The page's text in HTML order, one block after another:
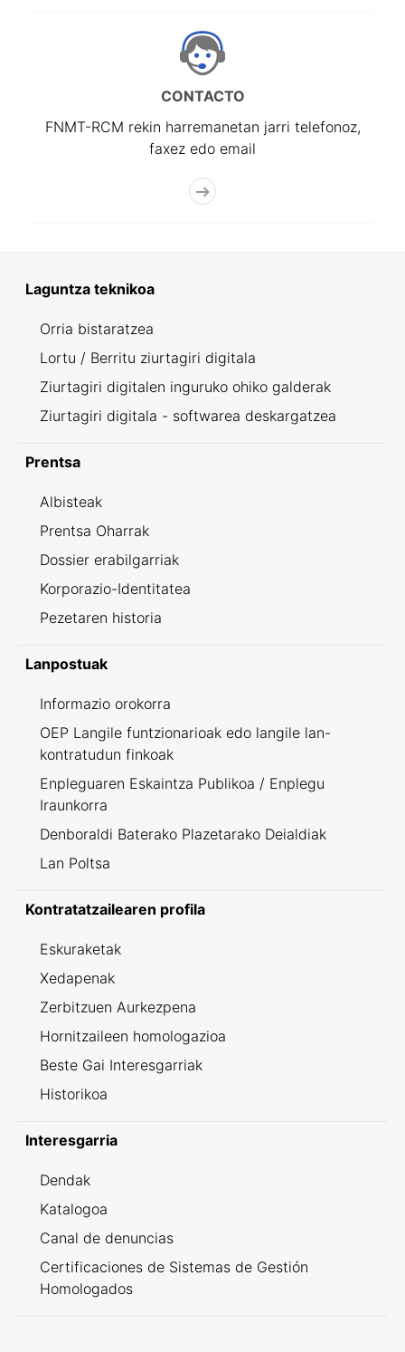
CONTACTO
FNMT-RCM rekin harremanetan jarri telefonoz,
faxez edo email
Laguntza teknikoa
Orria bistaratzea
Lortu / Berritu ziurtagiri digitala
Ziurtagiri digitalen inguruko ohiko galderak
Ziurtagiri digitala - softwarea deskargatzea
Prentsa
Albisteak
Prentsa Oharrak
Dossier erabilgarriak
Korporazio-Identitatea
Pezetaren historia
Lanpostuak
Informazio orokorra
OEP Langile funtzionarioak edo langile lan-
kontratudun finkoak
Enpleguaren Eskaintza Publikoa / Enplegu
Iraunkorra
Denboraldi Baterako Plazetarako Deialdiak
Lan Poltsa
Kontratatzailearen profila
Eskuraketak
Xedapenak
Zerbitzuen Aurkezpena
Hornitzaileen homologazioa
Beste Gai Interesgarriak
Historikoa
Interesgarria
Dendak
Katalogoa
Canal de denuncias
Certificaciones de Sistemas de Gestión
Homologados